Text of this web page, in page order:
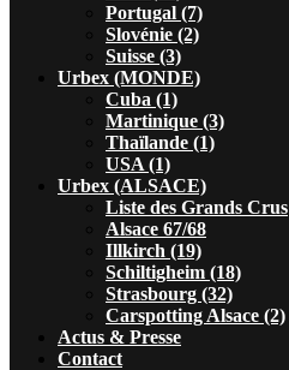
Portugal (7)
Slovénie (2)
Suisse (3)
Urbex (MONDE)
Cuba (1)
Martinique (3)
Thaïlande (1)
USA (1)
Urbex (ALSACE)
Liste des Grands Crus
Alsace 67/68
Illkirch (19)
Schiltigheim (18)
Strasbourg (32)
Carspotting Alsace (2)
Actus & Presse
Contact